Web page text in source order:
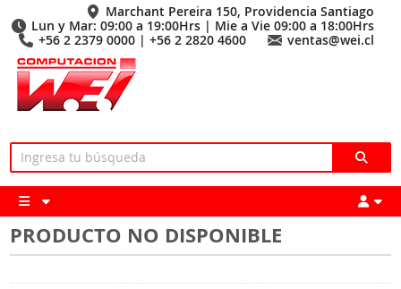
Marchant Pereira 150, Providencia Santiago
Lun y Mar: 09:00 a 19:00Hrs | Mie a Vie 09:00 a 18:00Hrs
+56 2 2379 0000 | +56 2 2820 4600
ventas@wei.cl
PRODUCTO NO DISPONIBLE